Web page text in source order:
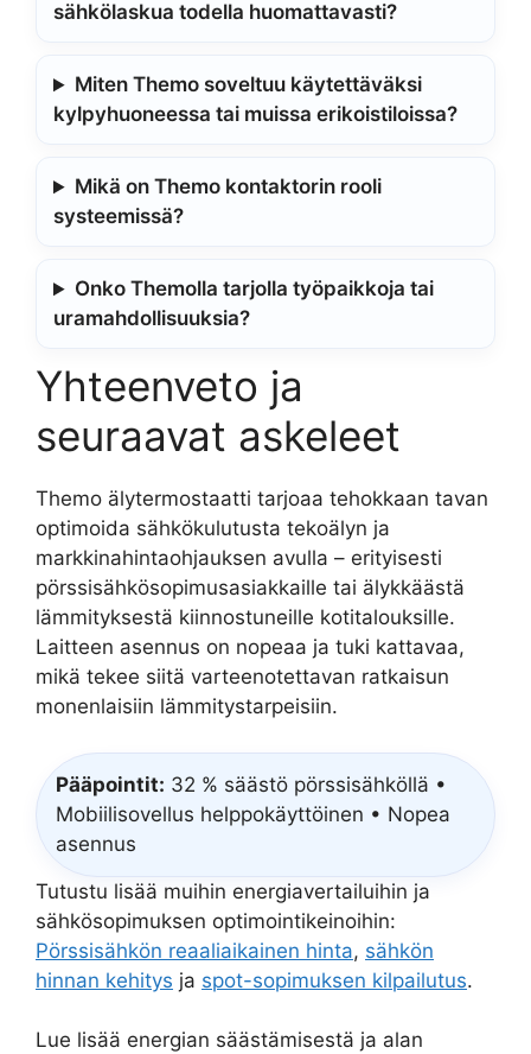
sähkölaskua todella huomattavasti?
Miten Themo soveltuu käytettäväksi
kylpyhuoneessa tai muissa erikoistiloissa?
Mikä on Themo kontaktorin rooli
systeemissä?
Onko Themolla tarjolla työpaikkoja tai
uramahdollisuuksia?
Yhteenveto ja
seuraavat askeleet
Themo älytermostaatti tarjoaa tehokkaan tavan
optimoida sähkökulutusta tekoälyn ja
markkinahintaohjauksen avulla – erityisesti
pörssisähkösopimusasiakkaille tai älykkäästä
lämmityksestä kiinnostuneille kotitalouksille.
Laitteen asennus on nopeaa ja tuki kattavaa,
mikä tekee siitä varteenotettavan ratkaisun
monenlaisiin lämmitystarpeisiin.
Pääpointit: 32 % säästö pörssisähköllä •
Mobiilisovellus helppokäyttöinen • Nopea
asennus
Tutustu lisää muihin energiavertailuihin ja
sähkösopimuksen optimointikeinoihin:
Pörssisähkön reaaliaikainen hinta, sähkön
hinnan kehitys ja spot-sopimuksen kilpailutus.
Lue lisää energian säästämisestä ja alan